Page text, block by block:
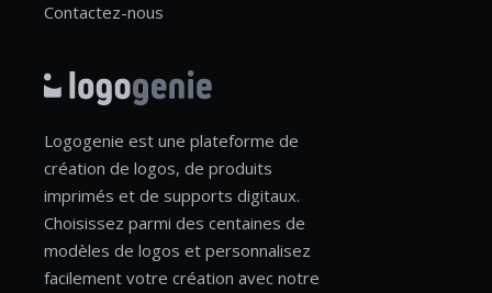
Contactez-nous
Logogenie est une plateforme de
création de logos, de produits
imprimés et de supports digitaux.
Choisissez parmi des centaines de
modèles de logos et personnalisez
facilement votre création avec notre